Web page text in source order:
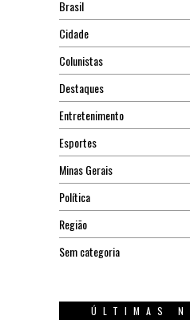
Brasil
Cidade
Colunistas
Destaques
Entretenimento
Esportes
Minas Gerais
Política
Região
Sem categoria
ÚLTIMAS